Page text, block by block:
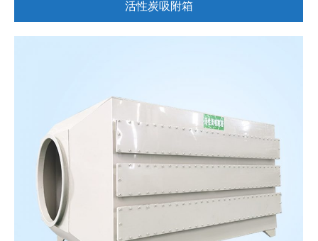
活性炭吸附箱